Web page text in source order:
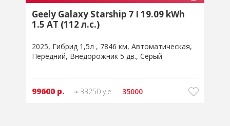
Geely Galaxy Starship 7 I 19.09 kWh
1.5 AT (112 л.с.)
2025 Гибрид 1,5л 7846 км Автоматическая
Передний Внедорожник 5 дв. Серый
99600 р. ≈ 33250 у.е. 35000